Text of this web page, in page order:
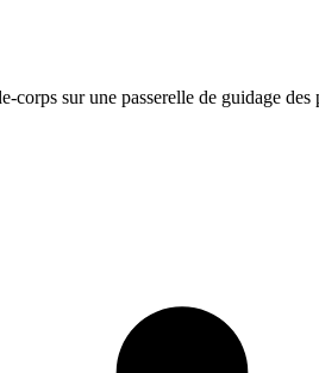
corps sur une passerelle de guidage des